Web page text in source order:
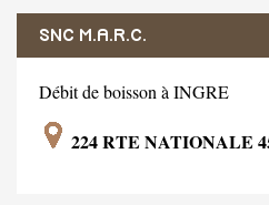
SNC M.A.R.C.
Débit de boisson à INGRE
224 RTE NATIONALE